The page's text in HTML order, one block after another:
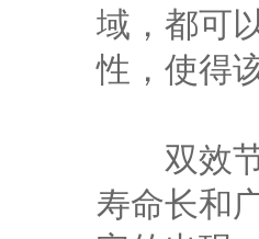
域，都可
性，使得
双效节
寿命长和